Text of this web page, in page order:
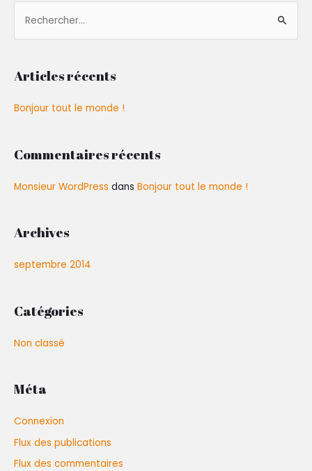
e
r
e
Articles récents
Bonjour tout le monde !
Commentaires récents
Monsieur WordPress dans Bonjour tout le monde !
Archives
septembre 2014
Catégories
Non classé
Méta
Connexion
Flux des publications
Flux des commentaires